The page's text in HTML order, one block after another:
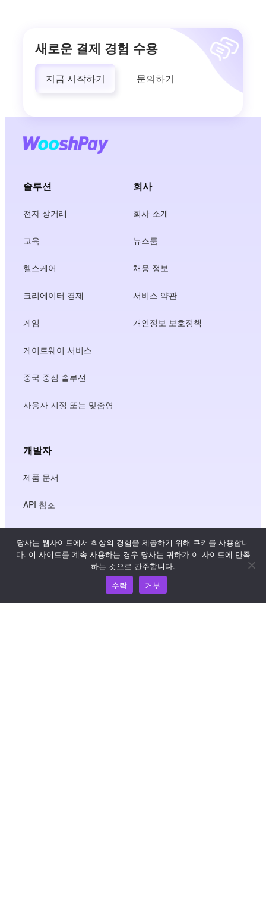
새로운 결제 경험 수용
지금 시작하기 문의하기
솔루션
전자 상거래
교육
헬스케어
크리에이터 경제
게임
게이트웨이 서비스
중국 중심 솔루션
사용자 지정 또는 맞춤형
회사
회사 소개
뉴스룸
채용 정보
서비스 약관
개인정보 보호정책
개발자
제품 문서
API 참조
JS SDK 참조
지식 허브
당사는 웹사이트에서 최상의 경험을 제공하기 위해 쿠키를 사용합니
다. 이 사이트를 계속 사용하는 경우 당사는 귀하가 이 사이트에 만족
하는 것으로 간주합니다.
수락
거부